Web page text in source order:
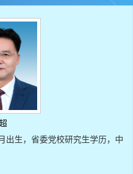
政府文件
出生，省委党校研究生学历，中